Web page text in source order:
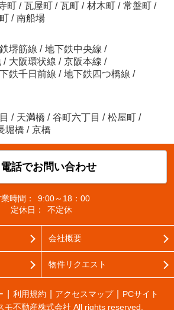
町 / 瓦屋町 / 瓦町 / 材木町 / 常盤町 /
/ 南船場
堺筋線 / 地下鉄中央線 /
/ 大阪環状線 / 京阪本線 /
鉄千日前線 / 地下鉄四つ橋線 /
/ 天満橋 / 谷町六丁目 / 松屋町 /
堀橋 / 京橋
電話でお問い合わせ
時間：
9:00～18：00
定休日：
不定休
会社概要
物件リクエスト
利用規約 アクセスマップ
PCサイト
モ不動産株式会社 All rights reserved.